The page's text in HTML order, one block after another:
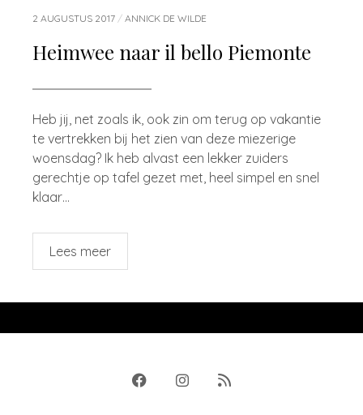
2 AUGUSTUS 2017 / ANNICK DE WILDE
Heimwee naar il bello Piemonte
Heb jij, net zoals ik, ook zin om terug op vakantie
te vertrekken bij het zien van deze miezerige
woensdag? Ik heb alvast een lekker zuiders
gerechtje op tafel gezet met, heel simpel en snel
klaar…
Lees meer